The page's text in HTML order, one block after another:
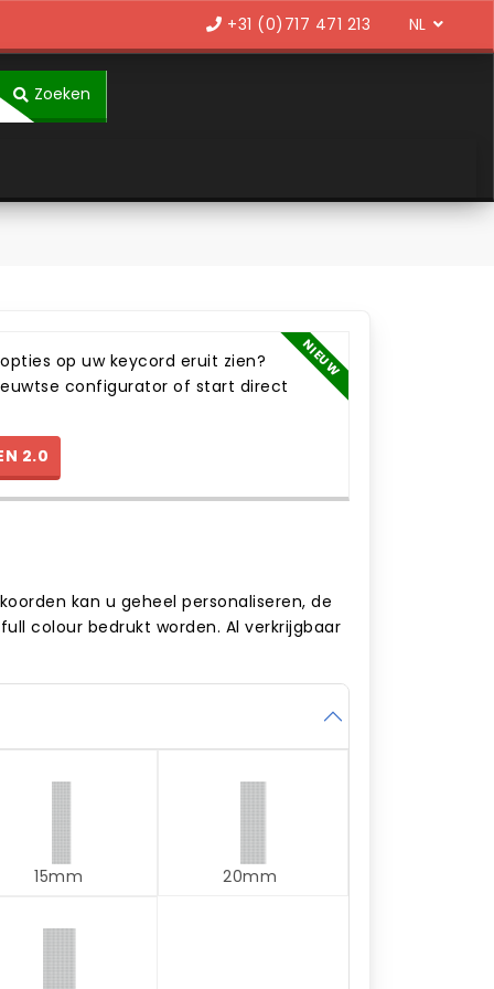
+31 (0)717 471 213
Zoeken
NIEUW
op uw keycord eruit zien?
configurator of start direct
2.0
kan u geheel personaliseren, de
colour bedrukt worden. Al verkrijgbaar
15mm 20mm